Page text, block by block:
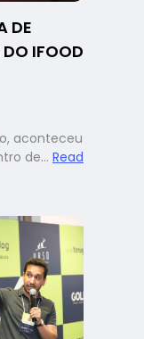
time
DE
DO IFOOD
aconteceu
de… Read